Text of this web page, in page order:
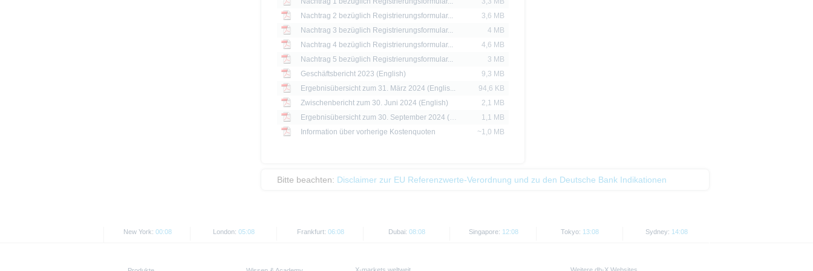
Nachtrag 2 bezüglich Registrierungsformular...
3,6 MB
Nachtrag 3 bezüglich Registrierungsformular...
4 MB
Nachtrag 4 bezüglich Registrierungsformular...
4,6 MB
Nachtrag 5 bezüglich Registrierungsformular...
3 MB
Geschäftsbericht 2023 (English)
9,3 MB
Ergebnisübersicht zum 31. März 2024 (Englis...
94,6 KB
Zwischenbericht zum 30. Juni 2024 (English)
2,1 MB
Ergebnisübersicht zum 30. September 2024 (E...
1,1 MB
Information über vorherige Kostenquoten
~1,0 MB
Bitte beachten: Disclaimer zur EU Referenzwerte-Verordnung und zu den Deutsche Bank Indikationen
New York: 00:08 London: 05:08 Frankfurt: 06:08 Dubai: 08:08 Singapore: 12:08 Tokyo: 13:08 Sydney: 14:08
Alle hier abgebildeten Kurse und Preise werden nur zu Informationszwecken zur Verfügung gestellt und dienen nicht als Indikator handelbarer
Kurse/Preise. Wertentwicklungen der Vergangenheit sind kein Indikator für die künftige Wertentwicklung.